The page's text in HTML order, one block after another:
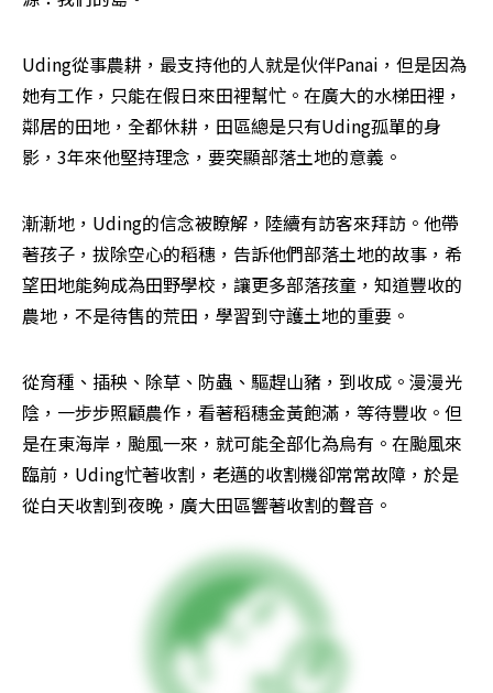
Uding從事農耕，最支持他的人就是伙伴Panai，但是因為
她有工作，只能在假日來田裡幫忙。在廣大的水梯田裡，
鄰居的田地，全都休耕，田區總是只有Uding孤單的身
影，3年來他堅持理念，要突顯部落土地的意義。
漸漸地，Uding的信念被瞭解，陸續有訪客來拜訪。他帶
著孩子，拔除空心的稻穗，告訴他們部落土地的故事，希
望田地能夠成為田野學校，讓更多部落孩童，知道豐收的
農地，不是待售的荒田，學習到守護土地的重要。
從育種、插秧、除草、防蟲、驅趕山豬，到收成。漫漫光
陰，一步步照顧農作，看著稻穗金黃飽滿，等待豐收。但
是在東海岸，颱風一來，就可能全部化為烏有。在颱風來
臨前，Uding忙著收割，老邁的收割機卻常常故障，於是
從白天收割到夜晚，廣大田區響著收割的聲音。